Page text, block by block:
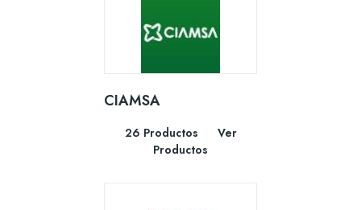
CIAMSA
26 Productos
Ver
Productos